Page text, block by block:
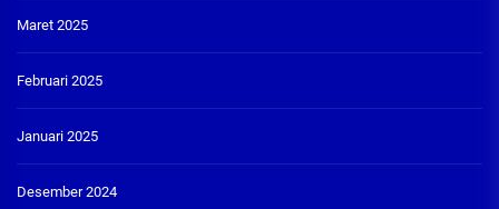
Maret 2025
Februari 2025
Januari 2025
Desember 2024